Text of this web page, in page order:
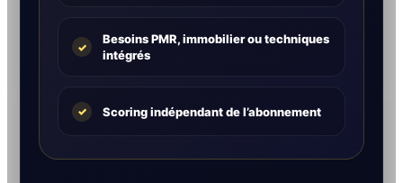
✓
Besoins PMR, immobilier ou techniques
intégrés
✓ Scoring indépendant de l’abonnement